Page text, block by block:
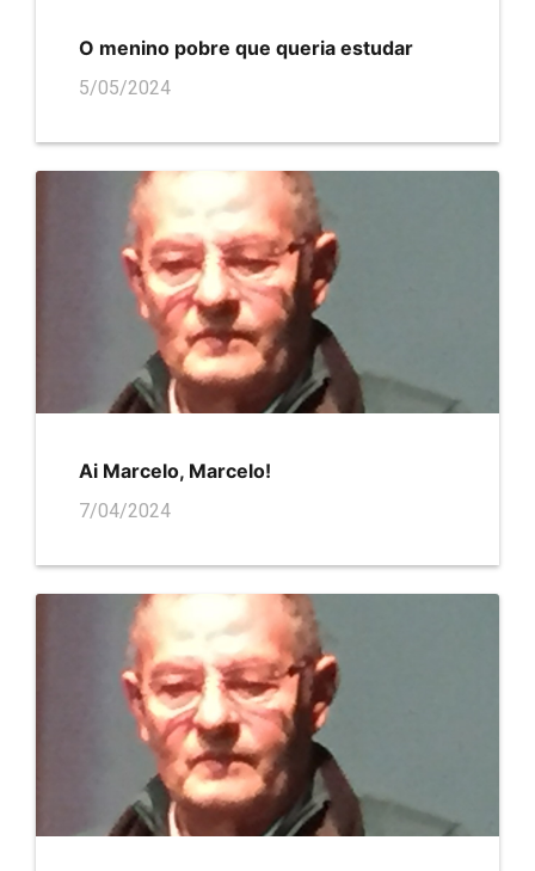
O menino pobre que queria estudar
5/05/2024
Ai Marcelo, Marcelo!
7/04/2024